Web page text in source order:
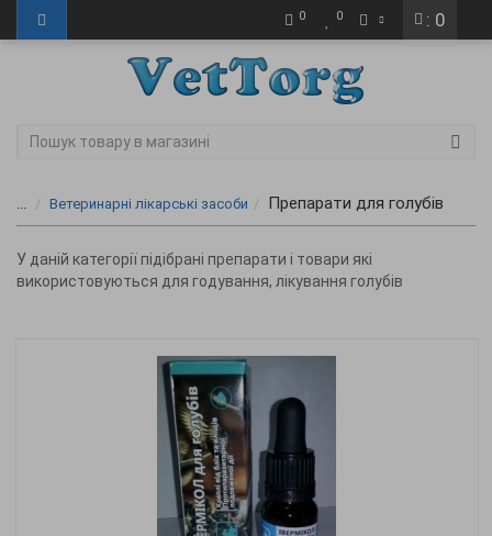
: 0
0 0
... Ветеринарні лікарські засоби Препарати для голубів
У даній категорії підібрані препарати і товари які
використовуються для годування, лікування голубів